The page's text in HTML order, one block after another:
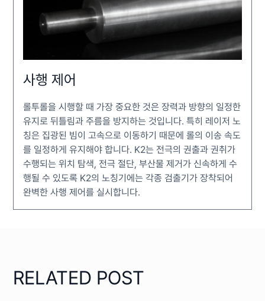
사행 제어
롤투롤을 시행할 때 가장 중요한 것은 장력과 방향의 일정한
유지로 뒤틀림과 주름을 방지하는 것입니다. 특히 레이저 노
칭은 집광된 빔이 고속으로 이동하기 때문에 롤의 이송 속도
를 일정하게 유지해야 합니다. K2는 전극의 권출과 권취가
수행되는 위치 탐색, 전극 절단, 부산물 제거가 신속하게 수
행될 수 있도록 K2의 노칭기에는 각종 검출기가 장착되어
완벽한 사행 제어를 실시합니다.
RELATED POST